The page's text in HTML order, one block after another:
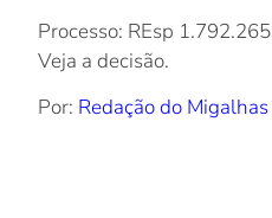
Processo: REsp 1.792.265
Veja a decisão.
Por: Redação do Migalhas